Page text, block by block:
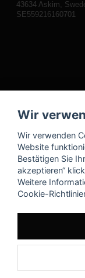
43634 Askim,
SE559216160701
Mein Konto
Registrieren
Passwort
Wir
Wir verwenden
Website
Bestätigen Sie
akzeptieren“
Weitere
Cookie-